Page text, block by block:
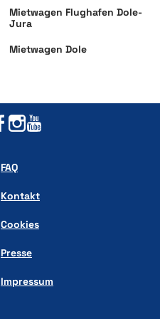
Mietwagen Flughafen Dole-
Jura
Mietwagen Dole
FAQ
Kontakt
Cookies
Presse
Impressum